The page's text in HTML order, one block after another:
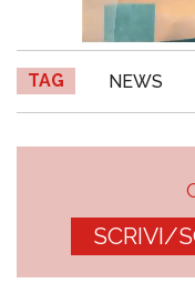
TAG NEWS
SCRIVI/